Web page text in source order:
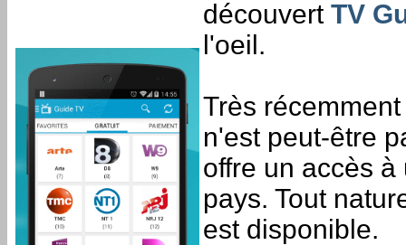
découvert TV
l'oeil.
Très
n'est peut-être
offre un accès
pays. Tout
est disponible.